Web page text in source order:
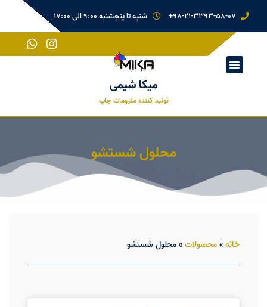
98-21-3393-58-07+ شنبه تا پنجشنبه 9:00 الی 17:00
میکا شیمی
تولید کننده ملزومات چاپ
محلول شستشو
خانه » محصولات » محلول شستشو